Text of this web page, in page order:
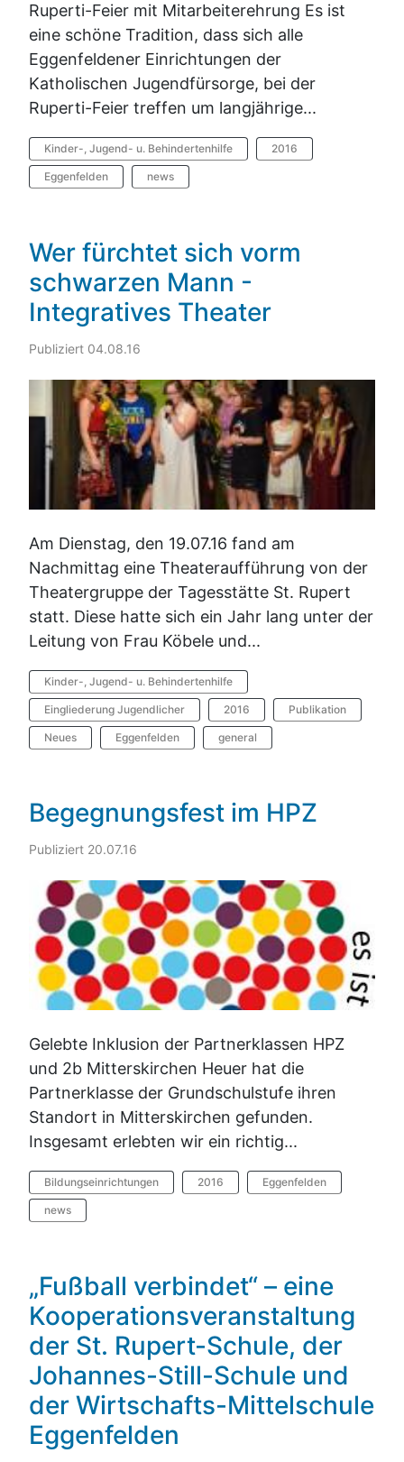
Ruperti-Feier mit Mitarbeiterehrung Es ist
eine schöne Tradition, dass sich alle
Eggenfeldener Einrichtungen der
Katholischen Jugendfürsorge, bei der
Ruperti-Feier treffen um langjährige...
Kinder-, Jugend- u. Behindertenhilfe 2016
Eggenfelden news
Wer fürchtet sich vorm
schwarzen Mann -
Integratives Theater
Publiziert 04.08.16
Am Dienstag, den 19.07.16 fand am
Nachmittag eine Theateraufführung von der
Theatergruppe der Tagesstätte St. Rupert
statt. Diese hatte sich ein Jahr lang unter der
Leitung von Frau Köbele und...
Kinder-, Jugend- u. Behindertenhilfe
Eingliederung Jugendlicher 2016 Publikation
Neues Eggenfelden general
Begegnungsfest im HPZ
Publiziert 20.07.16
Gelebte Inklusion der Partnerklassen HPZ
und 2b Mitterskirchen Heuer hat die
Partnerklasse der Grundschulstufe ihren
Standort in Mitterskirchen gefunden.
Insgesamt erlebten wir ein richtig...
Bildungseinrichtungen 2016 Eggenfelden
news
„Fußball verbindet“ – eine
Kooperationsveranstaltung
der St. Rupert-Schule, der
Johannes-Still-Schule und
der Wirtschafts-Mittelschule
Eggenfelden